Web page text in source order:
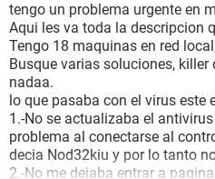
tengo un problema urgente en
Aqui les va toda la descripcion
Tengo 18 maquinas en red
Busque varias soluciones,
nadaa.
lo que pasaba con el virus este
1.-No se actualizaba el
problema al conectarse al
decia Nod32kiu y por lo tanto
2.-No me dejaba entrar a